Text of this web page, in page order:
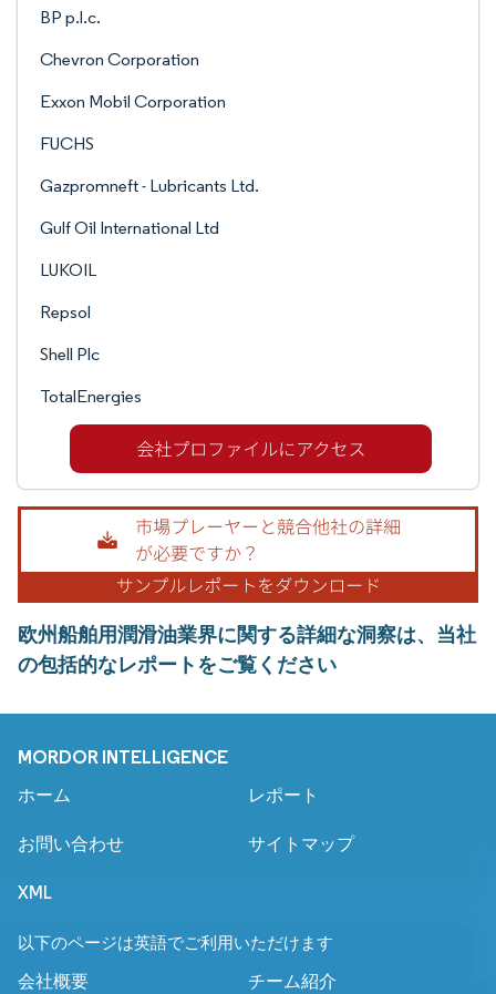
BP p.l.c.
Chevron Corporation
Exxon Mobil Corporation
FUCHS
Gazpromneft - Lubricants Ltd.
Gulf Oil International Ltd
LUKOIL
Repsol
Shell Plc
TotalEnergies
欧州船舶用潤滑油業界に関する詳細な洞察は、当社
の包括的なレポートをご覧ください
MORDOR INTELLIGENCE
ホーム レポート
お問い合わせ サイトマップ
XML
以下のページは英語でご利用いただけます
会社概要 チーム紹介